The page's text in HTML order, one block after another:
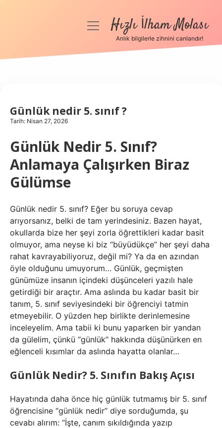
Anasayfa
Hakkımızda
menüyüHızlı İlham Molası
Anlık bilgilerle zihnini canlandır!
Günlük nedir 5. sınıf ?
Tarih: Nisan 27, 2026
Günlük Nedir 5. Sınıf?
Anlamaya Çalışırken Biraz
Gülümse
Günlük nedir 5. sınıf? Eğer bu soruya cevap
arıyorsanız, belki de tam yerindesiniz. Bazen hayat,
okullarda bize her şeyi zorla öğrettikleri kadar basit
olmuyor, ama neyse ki biz “büyüdükçe” her şeyi daha
rahat kavrayabiliyoruz, değil mi? Ya da en azından
öyle olduğunu umuyorum… Günlük, geçmişten
günümüze insanın içindeki düşünceleri yazılı hale
getirdiği bir araçtır. Ama aslında bu kadar basit bir
tanım, 5. sınıf seviyesindeki bir öğrenciyi tatmin
etmeyebilir. O yüzden hep birlikte derinlemesine
inceleyelim. Ama tabii ki bunu yaparken bir yandan
da gülelim, çünkü “günlük” hakkında düşünürken en
eğlenceli kısımlar da aslında hayatta olanlar…
Günlük Nedir? 5. Sınıfın Bakış Açısı
Hayatında daha önce hiç günlük tutmamış bir 5. sınıf
öğrencisine “günlük nedir” diye sorduğumda, şu
cevabı alırım: “İşte, canım sıkıldığında yazıp